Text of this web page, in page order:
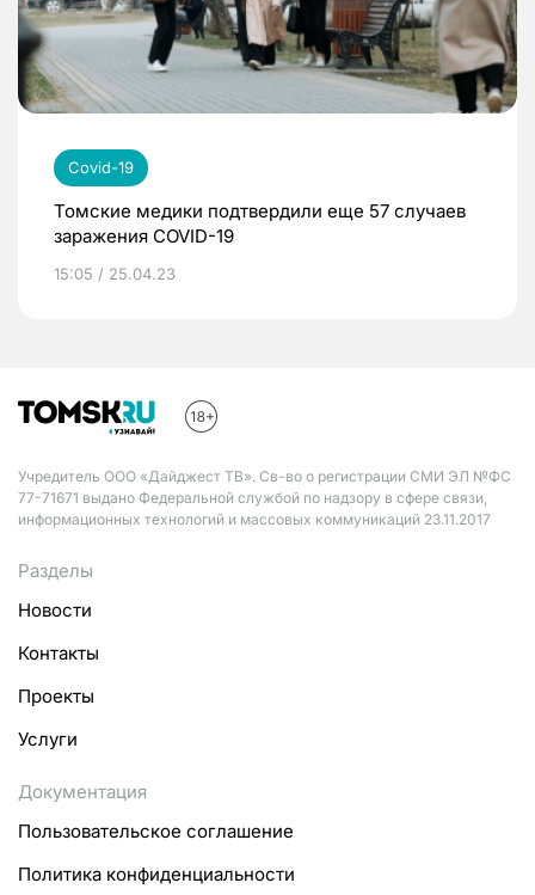
Covid-19
Томские медики подтвердили еще 57 случаев
заражения COVID-19
15:05 / 25.04.23
Учредитель ООО «Дайджест ТВ». Св-во о регистрации СМИ ЭЛ №ФС
77-71671 выдано Федеральной службой по надзору в сфере связи,
информационных технологий и массовых коммуникаций 23.11.2017
Разделы
Новости
Контакты
Проекты
Услуги
Документация
Пользовательское соглашение
Политика конфиденциальности